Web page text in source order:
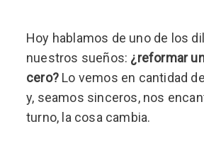
Hoy hablamos de uno de los
nuestros sueños: ¿reformar
cero? Lo vemos en cantidad
y, seamos sinceros, nos
turno, la cosa cambia.